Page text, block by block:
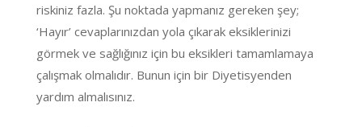
riskiniz fazla. Şu noktada yapmanız gereken şey;
‘Hayır’ cevaplarınızdan yola çıkarak eksiklerinizi
görmek ve sağlığınız için bu eksikleri tamamlamaya
çalışmak olmalıdır. Bunun için bir Diyetisyenden
yardım almalısınız.